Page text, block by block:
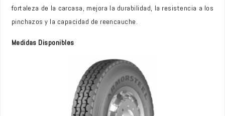
fortaleza de la carcasa, mejora la durabilidad, la resistencia a los
pinchazos y la capacidad de reencauche.
Medidas Disponibles